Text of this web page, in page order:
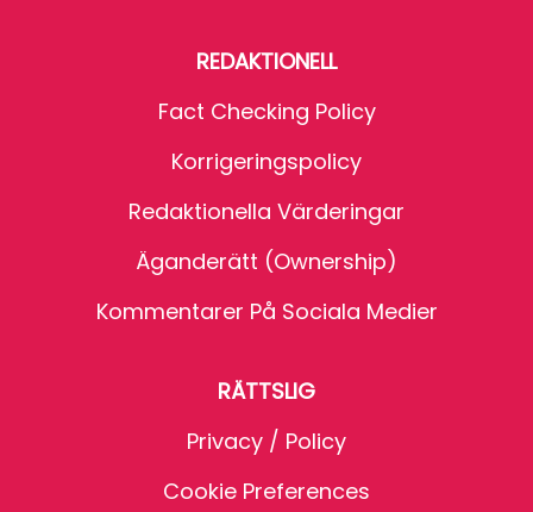
REDAKTIONELL
Fact Checking Policy
Korrigeringspolicy
Redaktionella Värderingar
Äganderätt (Ownership)
Kommentarer På Sociala Medier
RÄTTSLIG
Privacy / Policy
Cookie Preferences